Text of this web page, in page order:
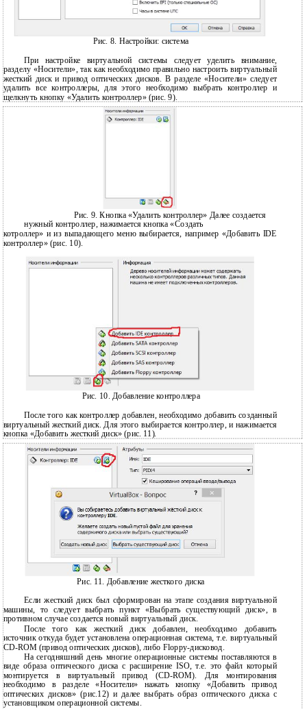
Рис. 8. Настройки: система
При настройке виртуальной системы следует уделить внимание,
разделу «Носители», так как необходимо правильно настроить виртуальный
жесткий диск и привод оптических дисков. В разделе «Носители» следует
удалить все контроллеры, для этого необходимо выбрать контроллер и
щелкнуть кнопку «Удалить контроллер» (рис. 9).
Рис. 9. Кнопка «Удалить контроллер» Далее создается
нужный контроллер, нажимается кнопка «Создать
котроллер» и из выпадающего меню выбирается, например «Добавить IDE
контроллер» (рис. 10).
Рис. 10. Добавление контроллера
После того как контроллер добавлен, необходимо добавить созданный
виртуальный жесткий диск. Для этого выбирается контроллер, и нажимается
кнопка «Добавить жесткий диск» (рис. 11).
Рис. 11. Добавление жесткого диска
Если жесткий диск был сформирован на этапе создания виртуальной
машины, то следует выбрать пункт «Выбрать существующий диск», в
противном случае создается новый виртуальный диск.
После того как жесткий диск добавлен, необходимо добавить
источник откуда будет установлена операционная система, т.е. виртуальный
CD-ROM (привод оптических дисков), либо Floppy-дисковод.
На сегодняшний день многие операционные системы поставляются в
виде образа оптического диска с расширение ISO, т.е. это файл который
монтируется в виртуальный привод (CD-ROM). Для монтирования
необходимо в разделе «Носители» нажать кнопку «Добавить привод
оптических дисков» (рис.12) и далее выбрать образ оптического диска с
установщиком операционной системы.